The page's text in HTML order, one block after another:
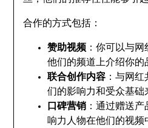
合作的方式包括：
赞助视频 ：你可以与
他们的频道上介绍你的
联合创作内容 ：与网
们的影响力和受众基础
口碑营销 ：通过赠送
响力人物在他们的视频